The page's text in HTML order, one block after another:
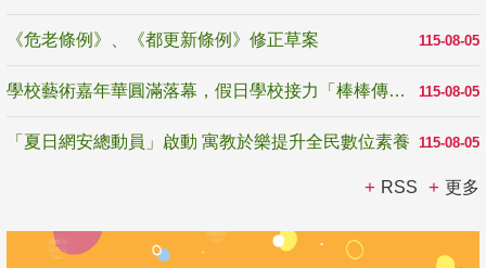
115-08-05
《危老條例》、《都更新條例》修正草案
115-08-05
學校藝術嘉年華圓滿落幕，假日學校接力「棒棒傳美感」
115-08-05
「夏日網安總動員」啟動 寓教於樂提升全民數位素養
RSS 更多